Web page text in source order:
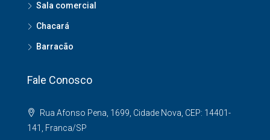
Sala comercial
Chacará
Barracão
Fale Conosco
Rua Afonso Pena, 1699, Cidade Nova, CEP: 14401-
141, Franca/SP